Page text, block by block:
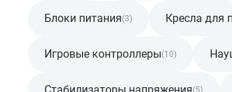
Блоки питания(3) Кресла для
Игровые контроллеры(10)
(5)